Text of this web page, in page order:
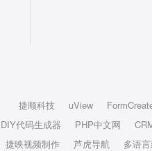
捷顺科技 uView
DIY代码生成器 PHP中文网
捷映视频制作 芦虎导航 多语